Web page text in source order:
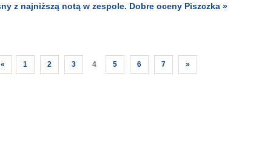
z najniższą notą w zespole. Dobre oceny Piszczka »
« 1 2 3 4 5 6 7 »